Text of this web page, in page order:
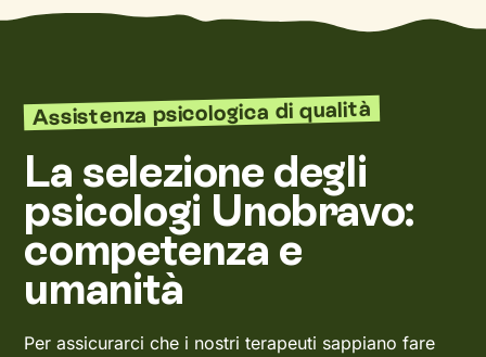
Assistenza psicologica di qualità
La selezione degli
psicologi Unobravo:
competenza e
umanità
Per assicurarci che i nostri terapeuti sappiano fare